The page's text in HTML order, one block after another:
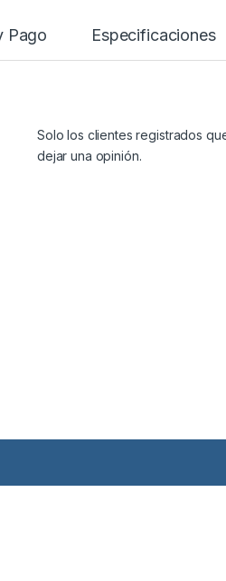
Pago Especificaciones
Solo los clientes registrados
dejar una opinión.